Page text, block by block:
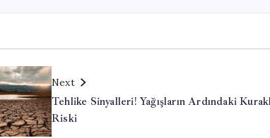
Next
Tehlike Sinyalleri! Yağışların Ardındaki
Riski